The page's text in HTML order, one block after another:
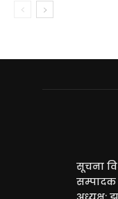
सूचना
सम्पादक